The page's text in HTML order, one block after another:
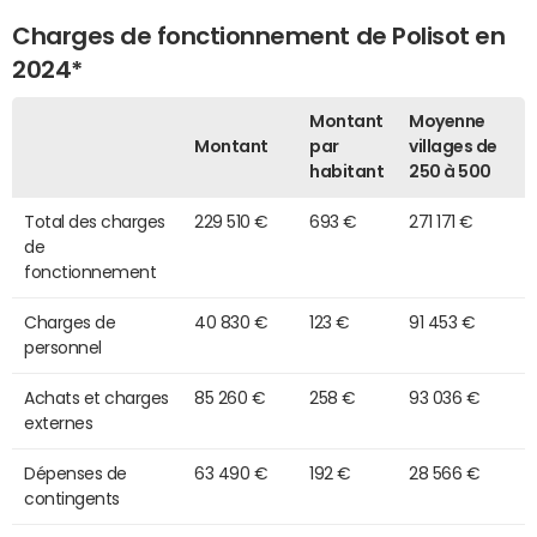
Charges de fonctionnement de Polisot en
2024*
Montant
Montant
par
habitant
Moyenne
villages de
250 à 500
Total des charges
de
fonctionnement
229 510 € 693 € 271 171 €
Charges de
personnel
40 830 € 123 € 91 453 €
Achats et charges
externes
85 260 € 258 € 93 036 €
Dépenses de
contingents
63 490 € 192 € 28 566 €